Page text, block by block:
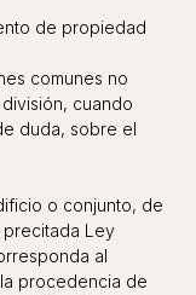
de propiedad
comunes no
cuando
duda, sobre el
o conjunto, de
Ley
al
procedencia de